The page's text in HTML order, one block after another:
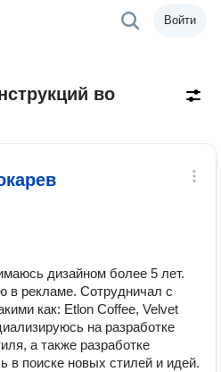
Войти
во
дизайном более 5 лет.
в рекламе. Сотрудничал с
как: Etlon Coffee, Velvet
на разработке
а также разработке
в поиске новых стилей и идей.